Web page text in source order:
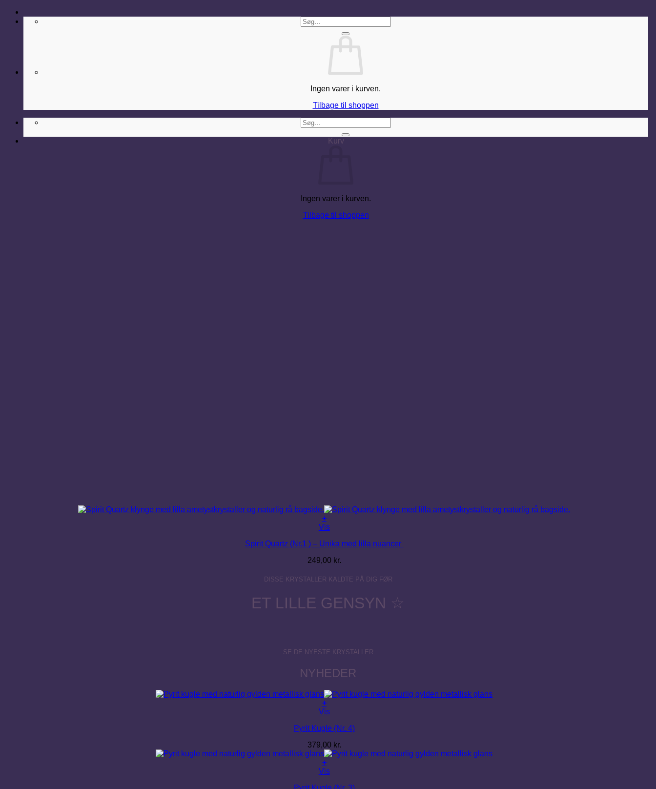
Søg
efter:
Ingen varer i kurven.
Tilbage til shoppen
Søg
efter:
Kurv
Ingen varer i kurven.
Tilbage til shoppen
+
Vis
Spirit Quartz (Nr.1 ) – Unika med lilla nuancer
249,00 kr.
DISSE KRYSTALLER KALDTE PÅ DIG FØR
ET LILLE GENSYN ☆
SE DE NYESTE KRYSTALLER
NYHEDER
+
Vis
Pyrit Kugle (Nr. 4)
379,00 kr.
+
Vis